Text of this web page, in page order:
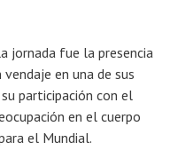
jornada fue la presencia
en una de sus
participación con el
en el cuerpo
el Mundial.